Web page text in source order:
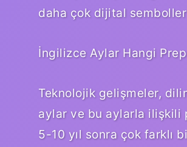
daha çok dijital
İngilizce Aylar Hangi
Teknolojik gelişmeler,
aylar ve bu aylarla ilişkili
5-10 yıl sonra çok farklı